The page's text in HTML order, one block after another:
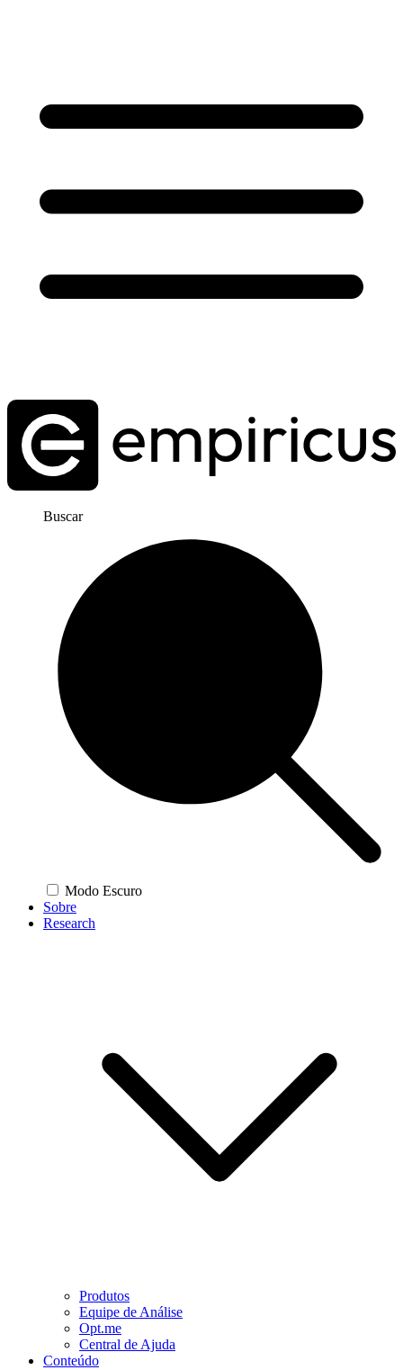
Buscar
Modo Escuro
Sobre
Research
Produtos
Equipe de Análise
Opt.me
Central de Ajuda
Conteúdo